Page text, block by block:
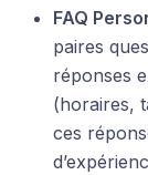
FAQ
paires
réponses
(horaires,
ces